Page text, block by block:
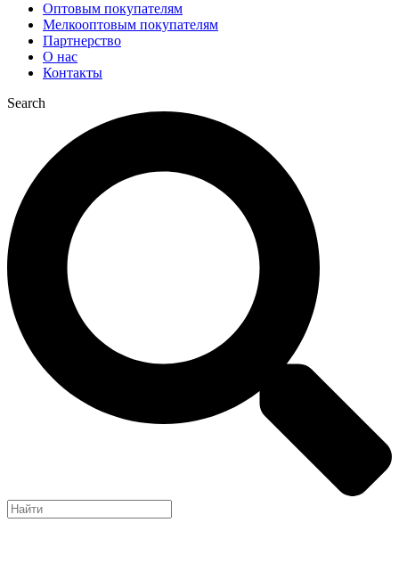
Оптовым покупателям
Мелкооптовым покупателям
Партнерство
О нас
Контакты
Search